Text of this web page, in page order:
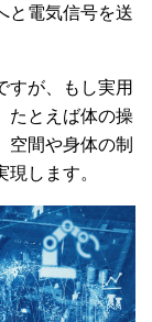
と電気信号を送
すが、もし実用
たとえば体の操
空間や身体の制
します。